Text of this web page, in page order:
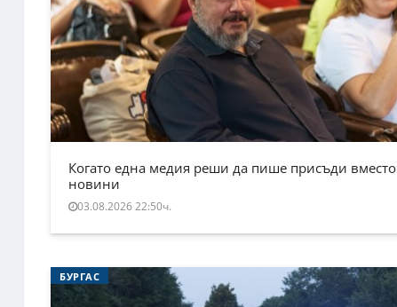
Когато една медия реши да пише присъди вместо
новини
03.08.2026 22:50ч.
БУРГАС